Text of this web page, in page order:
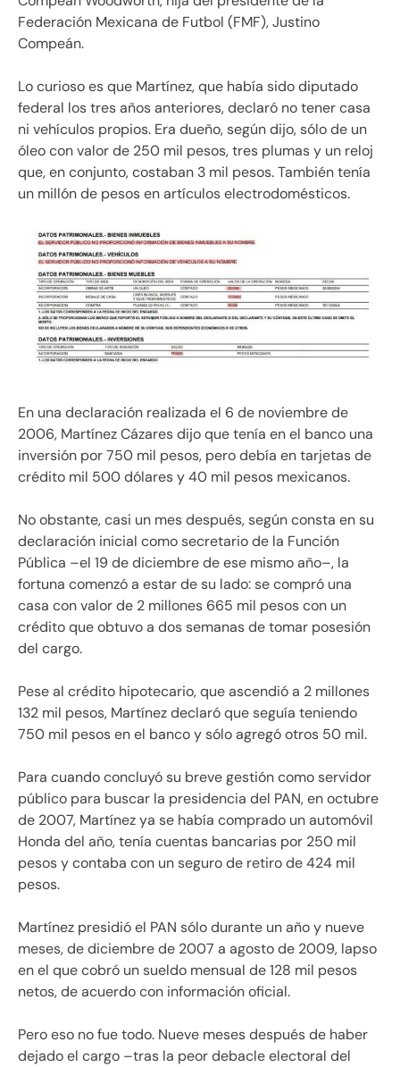
Federación Mexicana de Futbol (FMF), Justino
Compeán.
Lo curioso es que Martínez, que había sido diputado
federal los tres años anteriores, declaró no tener casa
ni vehículos propios. Era dueño, según dijo, sólo de un
óleo con valor de 250 mil pesos, tres plumas y un reloj
que, en conjunto, costaban 3 mil pesos. También tenía
un millón de pesos en artículos electrodomésticos.
En una declaración realizada el 6 de noviembre de
2006, Martínez Cázares dijo que tenía en el banco una
inversión por 750 mil pesos, pero debía en tarjetas de
crédito mil 500 dólares y 40 mil pesos mexicanos.
No obstante, casi un mes después, según consta en su
declaración inicial como secretario de la Función
Pública –el 19 de diciembre de ese mismo año–, la
fortuna comenzó a estar de su lado: se compró una
casa con valor de 2 millones 665 mil pesos con un
crédito que obtuvo a dos semanas de tomar posesión
del cargo.
Pese al crédito hipotecario, que ascendió a 2 millones
132 mil pesos, Martínez declaró que seguía teniendo
750 mil pesos en el banco y sólo agregó otros 50 mil.
Para cuando concluyó su breve gestión como servidor
público para buscar la presidencia del PAN, en octubre
de 2007, Martínez ya se había comprado un automóvil
Honda del año, tenía cuentas bancarias por 250 mil
pesos y contaba con un seguro de retiro de 424 mil
pesos.
Martínez presidió el PAN sólo durante un año y nueve
meses, de diciembre de 2007 a agosto de 2009, lapso
en el que cobró un sueldo mensual de 128 mil pesos
netos, de acuerdo con información oficial.
Pero eso no fue todo. Nueve meses después de haber
dejado el cargo –tras la peor debacle electoral del